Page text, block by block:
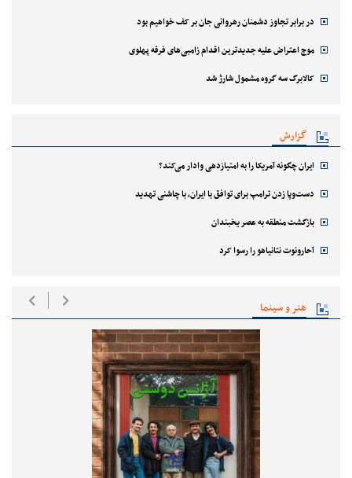
در برابر تجاوز دشمنان رهروانی جان بر کف خواهیم بود
موج اعتراض علیه جدیدترین اقدام زامبی‌های فرقه پهلوی
کالابرگ سه گروه مشمول شارژ شد
گزارش
ایران چگونه آمریکا را به امتیازدهی وادار می‌کند؟
دست‌وپا زدن ترامپ برای توافق با ایران، با چاشنی تهدید
بازگشت منطقه به عصر یخبندان
آحارونوت نتانیاهو را رسوا کرد
هنر و سینما